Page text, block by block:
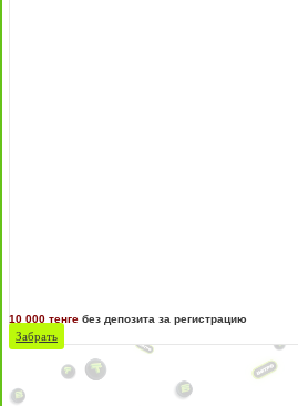
10 000 тенге без депозита за регистрацию
Забрать